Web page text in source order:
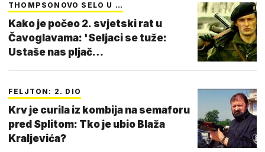
THOMPSONOVO SELO U …
Kako je počeo 2. svjetski rat u
Čavoglavama: 'Seljaci se tuže:
Ustaše nas pljač…
FELJTON: 2. DIO
Krv je curila iz kombija na semaforu
pred Splitom: Tko je ubio Blaža
Kraljevića?